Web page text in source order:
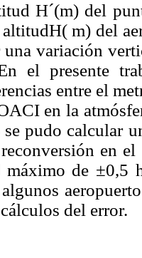
H´(m) del
m) del
una variación
el presente
entre el
en la
pudo calcular
en el
máximo de ±0,5
del error.